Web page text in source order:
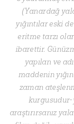
(Yanardağ
yığıntılar eski
eritme tarzı
ibarettir.
yapılan ve
maddenin
zaman
kurgusudur-
araştırırsanız